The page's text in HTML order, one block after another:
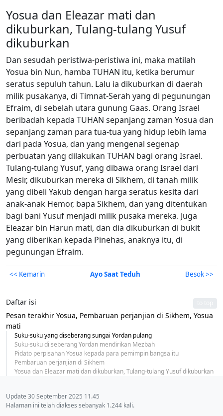
Yosua dan Eleazar mati dan
dikuburkan, Tulang-tulang Yusuf
dikuburkan
Dan sesudah peristiwa-peristiwa ini, maka matilah
Yosua bin Nun, hamba TUHAN itu, ketika berumur
seratus sepuluh tahun. Lalu ia dikuburkan di daerah
milik pusakanya, di Timnat-Serah yang di pegunungan
Efraim, di sebelah utara gunung Gaas. Orang Israel
beribadah kepada TUHAN sepanjang zaman Yosua dan
sepanjang zaman para tua-tua yang hidup lebih lama
dari pada Yosua, dan yang mengenal segenap
perbuatan yang dilakukan TUHAN bagi orang Israel.
Tulang-tulang Yusuf, yang dibawa orang Israel dari
Mesir, dikuburkan mereka di Sikhem, di tanah milik
yang dibeli Yakub dengan harga seratus kesita dari
anak-anak Hemor, bapa Sikhem, dan yang ditentukan
bagi bani Yusuf menjadi milik pusaka mereka. Juga
Eleazar bin Harun mati, dan dia dikuburkan di bukit
yang diberikan kepada Pinehas, anaknya itu, di
pegunungan Efraim.
<< Kemarin Ayo Saat Teduh Besok >>
Daftar isi
Pesan terakhir Yosua, Pembaruan perjanjian di Sikhem, Yosua
mati
Suku-suku yang diseberang sungai Yordan pulang
Suku-suku di seberang Yordan mendirikan Mezbah
Pidato perpisahan Yosua kepada para pemimpin bangsa itu
Pembaruan perjanjian di Sikhem
Yosua dan Eleazar mati dan dikuburkan, Tulang-tulang Yusuf dikuburkan
Update 30 September 2025 11.45
Halaman ini telah diakses sebanyak 1.244 kali.